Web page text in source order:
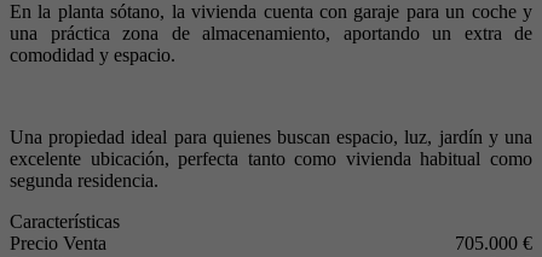
En la planta sótano, la vivienda cuenta con garaje para un coche y
una práctica zona de almacenamiento, aportando un extra de
comodidad y espacio.
Una propiedad ideal para quienes buscan espacio, luz, jardín y una
excelente ubicación, perfecta tanto como vivienda habitual como
segunda residencia.
Características
Precio Venta
705.000 €